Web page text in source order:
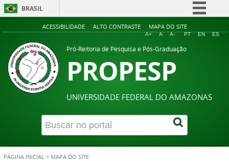
BRASIL
Simplifique!
Acesso à informação
ACESSIBILIDADE ALTO CONTRASTE MAPA DO SITE
A+ A A- PT EN ES
Pró-Reitoria de Pesquisa e Pós-Graduação
PROPESP
UNIVERSIDADE FEDERAL DO AMAZONAS
PÁGINA INICIAL > MAPA DO SITE